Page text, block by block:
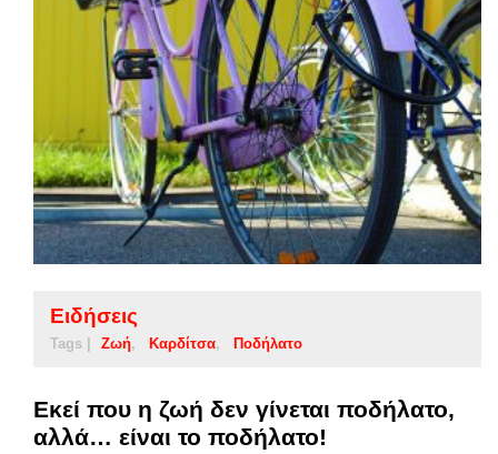
Ειδήσεις
Tags | Ζωή Καρδίτσα Ποδήλατο
Εκεί που η ζωή δεν γίνεται ποδήλατο,
αλλά… είναι το ποδήλατο!